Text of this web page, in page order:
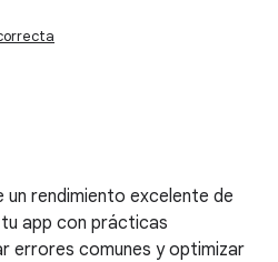
rendimiento excelente de
app con prácticas
errores comunes y optimizar